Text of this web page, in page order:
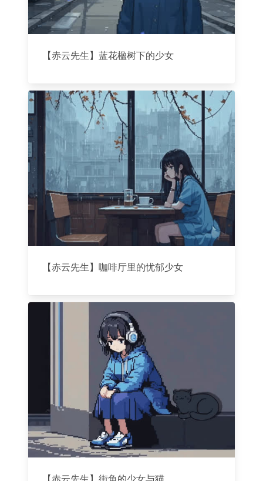
【赤云先生】蓝花楹树下的少女
【赤云先生】咖啡厅里的忧郁少女
【赤云先生】街角的少女与猫